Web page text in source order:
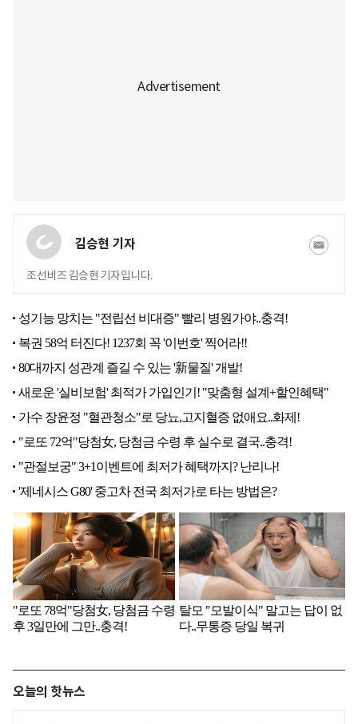
김승현 기자
조선비즈 김승현 기자입니다.
오늘의 핫뉴스